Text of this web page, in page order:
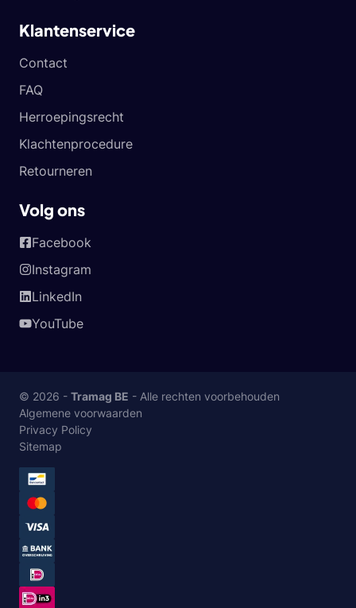
Klantenservice
Contact
FAQ
Herroepingsrecht
Klachtenprocedure
Retourneren
Volg ons
Facebook
Instagram
LinkedIn
YouTube
© 2026 - Tramag BE - Alle rechten voorbehouden
Algemene voorwaarden
Privacy Policy
Sitemap